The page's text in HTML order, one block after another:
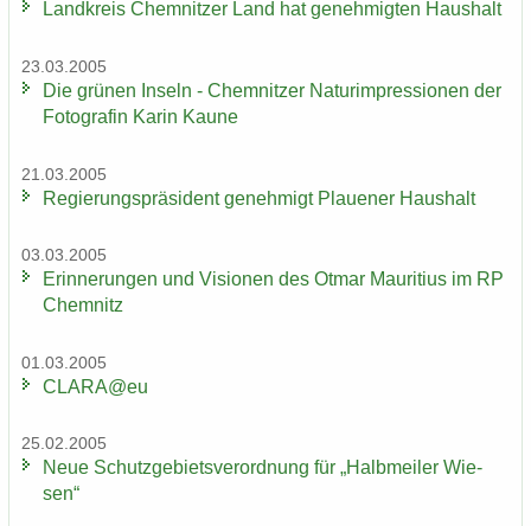
Land­kreis Chem­nit­zer Land hat ge­neh­mig­ten Haus­halt
23.03.2005
Die grü­nen In­seln - Chem­nit­zer Na­turim­pres­sio­nen der
Fo­to­gra­fin Karin Kaune
21.03.2005
Re­gie­rungs­prä­si­dent ge­neh­migt Plaue­ner Haus­halt
03.03.2005
Er­in­ne­run­gen und Vi­sio­nen des Otmar Mau­ri­ti­us im RP
Chem­nitz
01.03.2005
CLARA@eu
25.02.2005
Neue Schutz­ge­biets­ver­ord­nung für „Halb­mei­ler Wie­
sen“